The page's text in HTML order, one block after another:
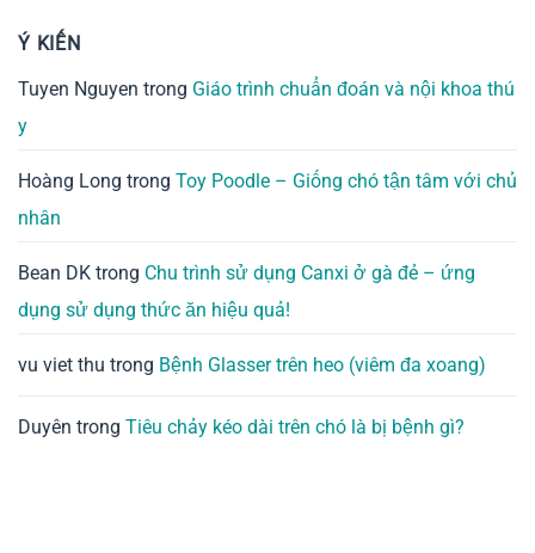
Ý KIẾN
Tuyen Nguyen trong Giáo trình chuẩn đoán và nội khoa thú
y
Hoàng Long trong Toy Poodle – Giống chó tận tâm với chủ
nhân
Bean DK trong Chu trình sử dụng Canxi ở gà đẻ – ứng
dụng sử dụng thức ăn hiệu quả!
vu viet thu trong Bệnh Glasser trên heo (viêm đa xoang)
Duyên trong Tiêu chảy kéo dài trên chó là bị bệnh gì?